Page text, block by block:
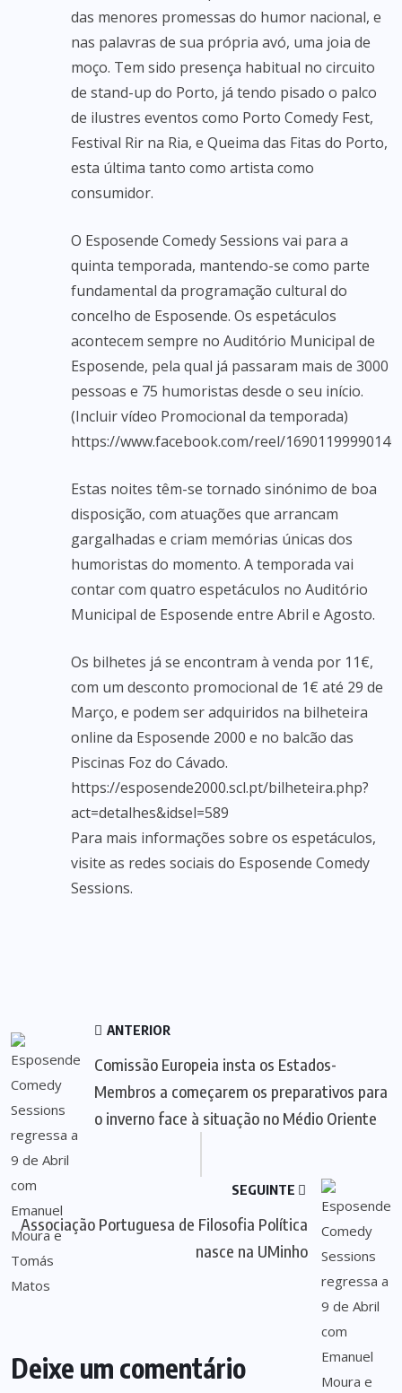
das menores promessas do humor nacional, e
nas palavras de sua própria avó, uma joia de
moço. Tem sido presença habitual no circuito
de stand-up do Porto, já tendo pisado o palco
de ilustres eventos como Porto Comedy Fest,
Festival Rir na Ria, e Queima das Fitas do Porto,
esta última tanto como artista como
consumidor.
O Esposende Comedy Sessions vai para a
quinta temporada, mantendo-se como parte
fundamental da programação cultural do
concelho de Esposende. Os espetáculos
acontecem sempre no Auditório Municipal de
Esposende, pela qual já passaram mais de 3000
pessoas e 75 humoristas desde o seu início.
(Incluir vídeo Promocional da temporada)
https://www.facebook.com/reel/
Estas noites têm-se tornado sinónimo de boa
disposição, com atuações que arrancam
gargalhadas e criam memórias únicas dos
humoristas do momento. A temporada vai
contar com quatro espetáculos no Auditório
Municipal de Esposende entre Abril e Agosto.
Os bilhetes já se encontram à venda por 11€,
com um desconto promocional de 1€ até 29 de
Março, e podem ser adquiridos na bilheteira
online da Esposende 2000 e no balcão das
Piscinas Foz do Cávado.
https://esposende2000.scl.pt/bilheteira.php?
act=detalhes&idsel=589
Para mais informações sobre os espetáculos,
visite as redes sociais do Esposende Comedy
Sessions.
ANTERIOR
Comissão Europeia insta os Estados-
Membros a começarem os preparativos para
o inverno face à situação no Médio Oriente
SEGUINTE
Associação Portuguesa de Filosofia Política
nasce na UMinho
Deixe um comentário